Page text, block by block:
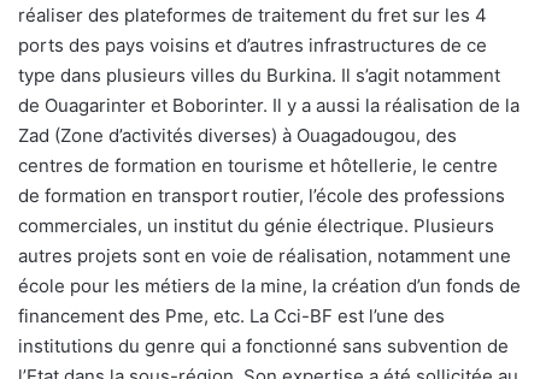
réaliser des plateformes de traitement du fret sur les 4
ports des pays voisins et d’autres infrastructures de ce
type dans plusieurs villes du Burkina. Il s’agit notamment
de Ouagarinter et Boborinter. Il y a aussi la réalisation de la
Zad (Zone d’activités diverses) à Ouagadougou, des
centres de formation en tourisme et hôtellerie, le centre
de formation en transport routier, l’école des professions
commerciales, un institut du génie électrique. Plusieurs
autres projets sont en voie de réalisation, notamment une
école pour les métiers de la mine, la création d’un fonds de
financement des Pme, etc. La Cci-BF est l’une des
institutions du genre qui a fonctionné sans subvention de